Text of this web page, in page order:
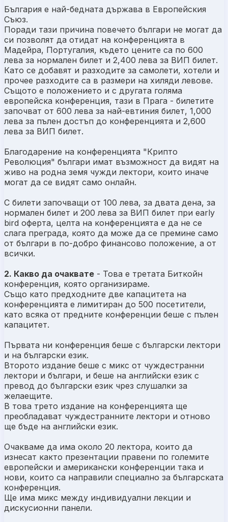
България е най-бедната държава в Европейския
Съюз.
Поради тази причина повечето българи не могат да
си позволят да отидат на конференцията в
Мадейра, Португалия, където цените са по 600
лева за нормален билет и 2,400 лева за ВИП билет.
Като се добавят и разходите за самолети, хотели и
прочее разходите са в размери на хиляди левове.
Същото е положението и с другата голяма
европейска конференция, тази в Прага - билетите
започват от 600 лева за най-евтиния билет, 1,000
лева за пълен достъп до конференцията и 2,600
лева за ВИП билет.
Благодарение на конференцията "Крипто
Революция" българи имат възможност да видят на
живо на родна земя чужди лектори, които иначе
могат да се видят само онлайн.
С билети започващи от 100 лева, за двата дена, за
нормален билет и 200 лева за ВИП билет при early
bird оферта, целта на конференцията е да не се
слага преграда, която да може да се премине само
от българи в по-добро финансово положение, а от
всички.
2. Какво да очаквате - Това е третата Биткойн
конференция, която организираме.
Също като предходните две капацитета на
конференцията е лимитиран до 500 посетители,
като всяка от предните конференции беше с пълен
капацитет.
Първата ни конференция беше с български лектори
и на български език.
Второто издание беше с микс от чуждестранни
лектори и българи, и беше на английски език с
превод до български език чрез слушалки за
желаещите.
В това трето издание на конференцията ще
преобладават чуждестранните лектори и отново
ще бъде на английски език.
Очакваме да има около 20 лектора, които да
изнесат както презентации правени по големите
европейски и американски конференции така и
нови, които са направили специално за българската
конференция.
Ще има микс между индивидуални лекции и
дискусионни панели.